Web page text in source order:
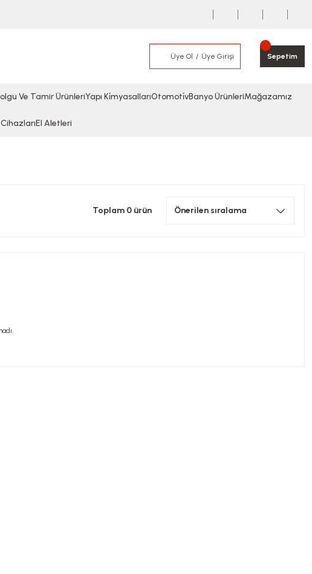
Üye Ol Üye Girişi Sepetim
Ve Tamir ÜrünleriYapı Ki̇myasallarıOtomoti̇vBanyo ÜrünleriMağazamız
El Aletleri
Toplam 0 ürün